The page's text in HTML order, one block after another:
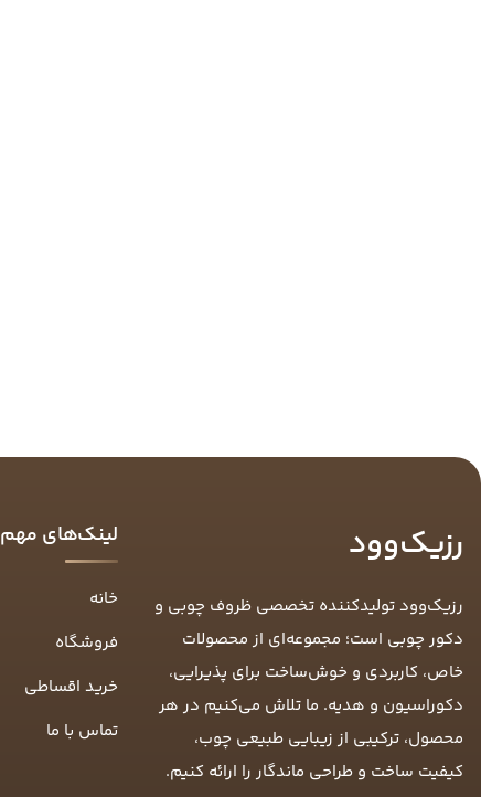
رزیک‌وود
رزیک‌وود تولیدکننده تخصصی ظروف چوبی و
دکور چوبی است؛ مجموعه‌ای از محصولات
خاص، کاربردی و خوش‌ساخت برای پذیرایی،
دکوراسیون و هدیه. ما تلاش می‌کنیم در هر
محصول، ترکیبی از زیبایی طبیعی چوب،
کیفیت ساخت و طراحی ماندگار را ارائه کنیم.
لینک‌های مهم
خانه
فروشگاه
خرید اقساطی
تماس با ما